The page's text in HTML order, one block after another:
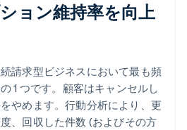
ョン維持率を向上
請求型ビジネスにおいて最も頻
1 つです。顧客はキャンセルし
やめます。行動分析により、更
、回収した件数 (およびその方